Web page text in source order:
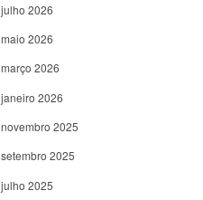
julho 2026
maio 2026
março 2026
janeiro 2026
novembro 2025
setembro 2025
julho 2025